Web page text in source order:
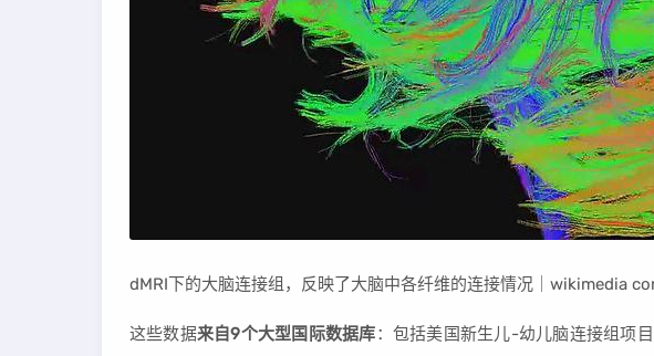
dMRI下的大脑连接组，反映了大脑中各纤维的连接情况｜wikimedia
这些数据来自9个大型国际数据库：包括美国新生儿-幼儿脑连接组项